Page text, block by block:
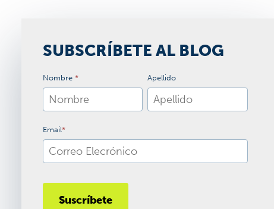
SUBSCRÍBETE AL BLOG
Nombre * Apellido
Email*